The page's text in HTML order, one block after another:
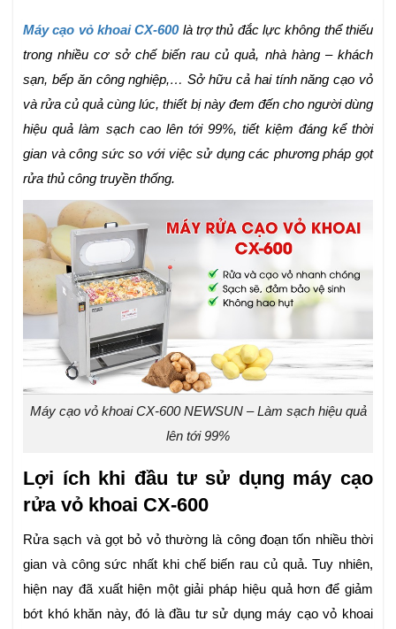
Máy cạo vỏ khoai CX-600là trợ thủ đắc lực không thể thiếu
trong nhiều cơ sở chế biến rau củ quả, nhà hàng – khách
sạn, bếp ăn công nghiệp,… Sở hữu cả hai tính năng cạo vỏ
và rửa củ quả cùng lúc, thiết bị này đem đến cho người dùng
hiệu quả làm sạch cao lên tới 99%, tiết kiệm đáng kể thời
gian và công sức so với việc sử dụng các phương pháp gọt
rửa thủ công truyền thống.
Máy cạo vỏ khoai CX-600 NEWSUN – Làm sạch hiệu quả
lên tới 99%
Lợi ích khi đầu tư sử dụng máy cạo
rửa vỏ khoai CX-600
Rửa sạch và gọt bỏ vỏ thường là công đoạn tốn nhiều thời
gian và công sức nhất khi chế biến rau củ quả. Tuy nhiên,
hiện nay đã xuất hiện một giải pháp hiệu quả hơn để giảm
bớt khó khăn này, đó là đầu tư sử dụng máy cạo vỏ khoai